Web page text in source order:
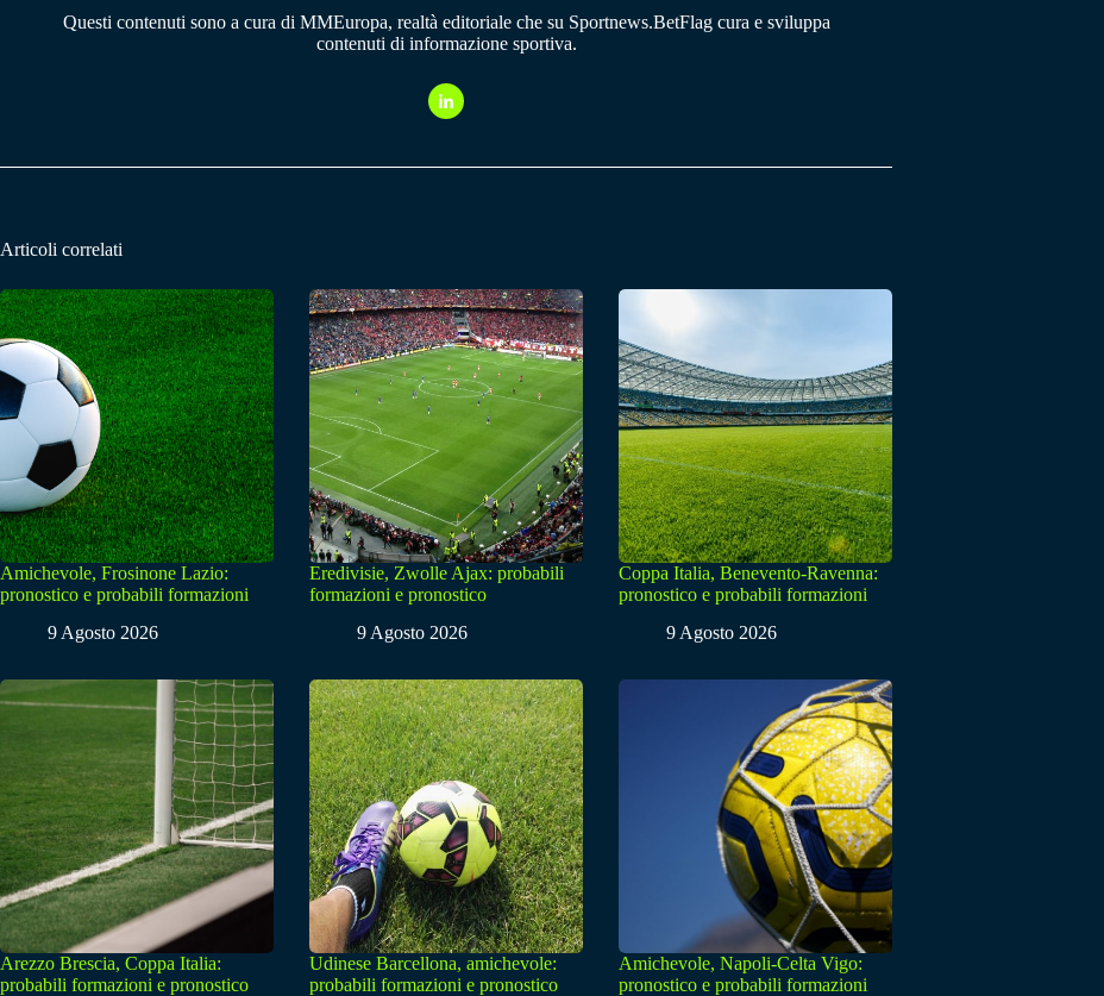
Questi contenuti sono a cura di MMEuropa, realtà editoriale che su Sportnews.BetFlag cura e sviluppa
contenuti di informazione sportiva.
Articoli correlati
Amichevole, Frosinone Lazio:
pronostico e probabili formazioni
9 Agosto 2026
Eredivisie, Zwolle Ajax: probabili
formazioni e pronostico
9 Agosto 2026
Coppa Italia, Benevento-Ravenna:
pronostico e probabili formazioni
9 Agosto 2026
Arezzo Brescia, Coppa Italia:
probabili formazioni e pronostico
Udinese Barcellona, amichevole:
probabili formazioni e pronostico
Amichevole, Napoli-Celta Vigo:
pronostico e probabili formazioni